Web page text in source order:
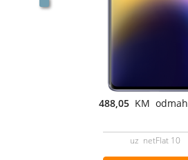
488,05 KM odmah
uz netFlat 10